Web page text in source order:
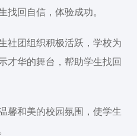
找回自信，体验成功。
社团组织积极活跃，学校为
才华的舞台，帮助学生找回
馨和美的校园氛围，使学生